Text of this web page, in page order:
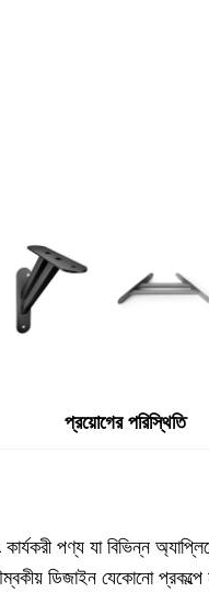
প্রয়োগের পরিস্থিতি
পণ্য যা বিভিন্ন
ডিজাইন যেকোনো প্রকল্পে